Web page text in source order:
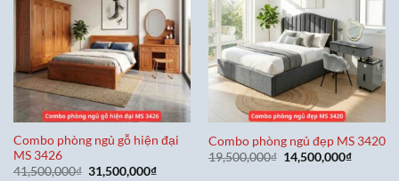
Combo phòng ngủ gỗ hiện đại
MS 3426
41,500,000₫ Giá
31,500,000₫Giá
Combo phòng ngủ đẹp MS 3420
19,500,000₫ Giá
gốc
14,500,000₫Giá